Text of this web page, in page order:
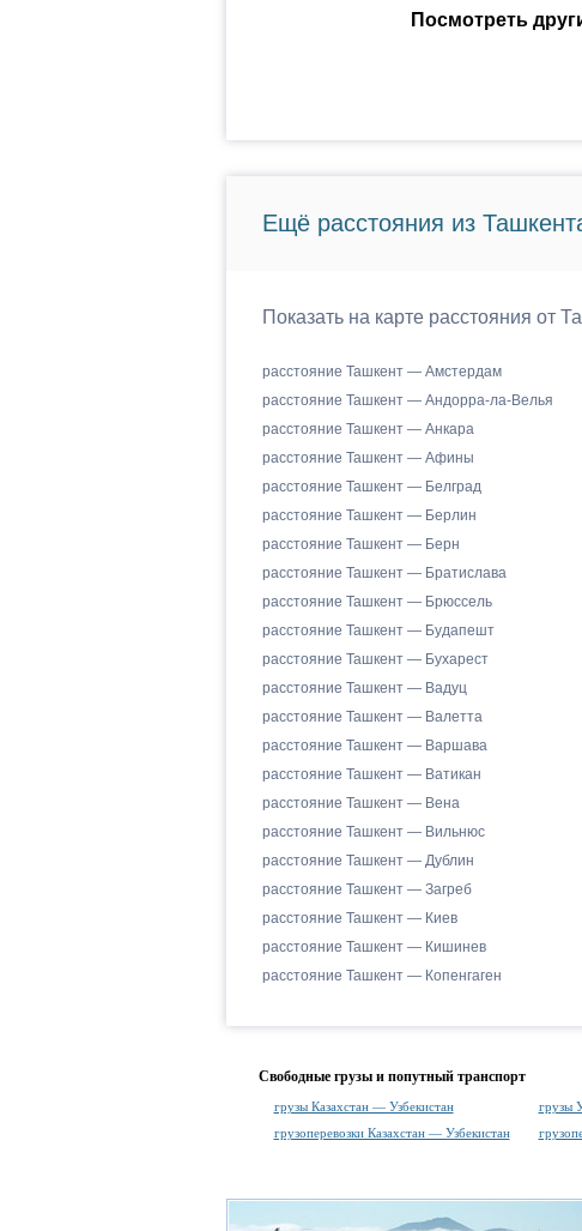
Посмотреть
Ещё расстояния из
Показать на карте расстояния от
расстояние Ташкент — Амстердам
расстояние Ташкент — Андорра-ла-Велья
расстояние Ташкент — Анкара
расстояние Ташкент — Афины
расстояние Ташкент — Белград
расстояние Ташкент — Берлин
расстояние Ташкент — Берн
расстояние Ташкент — Братислава
расстояние Ташкент — Брюссель
расстояние Ташкент — Будапешт
расстояние Ташкент — Бухарест
расстояние Ташкент — Вадуц
расстояние Ташкент — Валетта
расстояние Ташкент — Варшава
расстояние Ташкент — Ватикан
расстояние Ташкент — Вена
расстояние Ташкент — Вильнюс
расстояние Ташкент — Дублин
расстояние Ташкент — Загреб
расстояние Ташкент — Киев
расстояние Ташкент — Кишинев
расстояние Ташкент — Копенгаген
Свободные грузы и попутный транспорт
грузы Казахстан — Узбекистан грузы
грузоперевозки Казахстан — Узбекистан